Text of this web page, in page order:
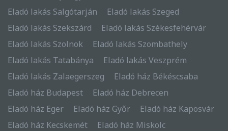
Eladó lakás Salgótarján
Eladó lakás Szeged
Eladó lakás Szekszárd
Eladó lakás Székesfehérvár
Eladó lakás Szolnok
Eladó lakás Szombathely
Eladó lakás Tatabánya
Eladó lakás Veszprém
Eladó lakás Zalaegerszeg
Eladó ház Békéscsaba
Eladó ház Budapest
Eladó ház Debrecen
Eladó ház Eger
Eladó ház Győr
Eladó ház Kaposvár
Eladó ház Kecskemét
Eladó ház Miskolc